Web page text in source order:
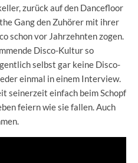
zurück auf den Dancefloor
Gang den Zuhörer mit ihrer
schon vor Jahrzehnten zogen.
Disco-Kultur so
selbst gar keine Disco-
einmal in einem Interview.
seinerzeit einfach beim Schopf
feiern wie sie fallen. Auch